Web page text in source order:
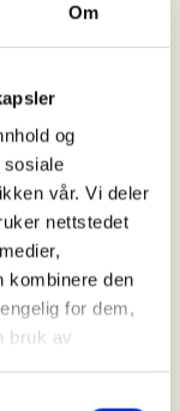
Om
og
sosiale
vår. Vi deler
nettstedet
kombinere den
for dem,
bruk av
den